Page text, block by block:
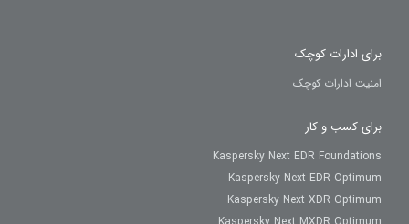
برای ادارات کوچک
امنیت ادارات کوچک
برای کسب و کار
Kaspersky Next EDR Foundations
Kaspersky Next EDR Optimum
Kaspersky Next XDR Optimum